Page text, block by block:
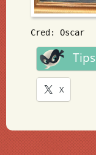
Cred: Oscar
X